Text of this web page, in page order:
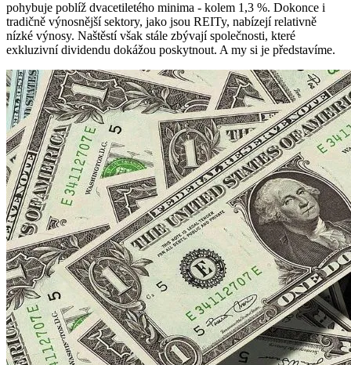
pohybuje poblíž dvacetiletého minima - kolem 1,3 %. Dokonce i
tradičně výnosnější sektory, jako jsou REITy, nabízejí relativně
nízké výnosy. Naštěstí však stále zbývají společnosti, které
exkluzivní dividendu dokážou poskytnout. A my si je představíme.